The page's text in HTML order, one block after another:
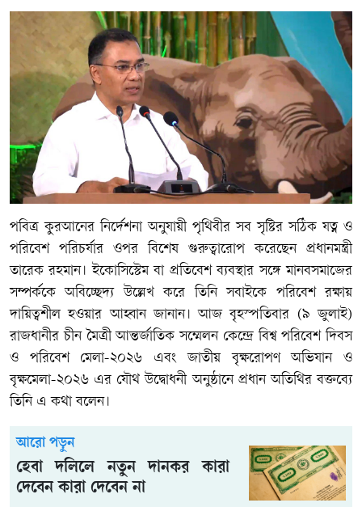
পবিত্র কুরআনের নির্দেশনা অনুযায়ী পৃথিবীর সব সৃষ্টির সঠিক যত্ন ও
পরিবেশ পরিচর্যার ওপর বিশেষ গুরুত্বারোপ করেছেন প্রধানমন্ত্রী
তারেক রহমান। ইকোসিস্টেম বা প্রতিবেশ ব্যবস্থার সঙ্গে মানবসমাজের
সম্পর্ককে অবিচ্ছেদ্য উল্লেখ করে তিনি সবাইকে পরিবেশ রক্ষায়
দায়িত্বশীল হওয়ার আহ্বান জানান। আজ বৃহস্পতিবার (৯ জুলাই)
রাজধানীর চীন মৈত্রী আন্তর্জাতিক সম্মেলন কেন্দ্রে বিশ্ব পরিবেশ দিবস
ও পরিবেশ মেলা-২০২৬ এবং জাতীয় বৃক্ষরোপণ অভিযান ও
বৃক্ষমেলা-২০২৬ এর যৌথ উদ্বোধনী অনুষ্ঠানে প্রধান অতিথির বক্তব্যে
তিনি এ কথা বলেন।
আরো পড়ুন
হেবা দলিলে নতুন দানকর কারা
দেবেন কারা দেবেন না